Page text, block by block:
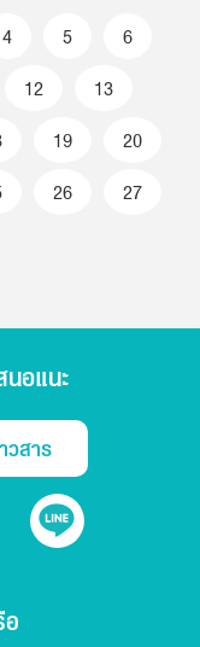
4 5
6
12
13
19
20
26
27
อแนะ
วสาร